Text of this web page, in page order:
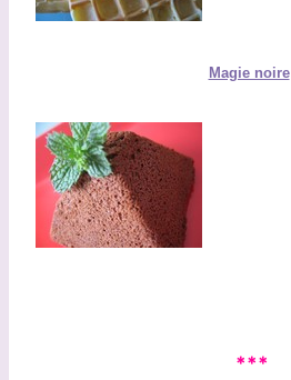
Magie noire
***